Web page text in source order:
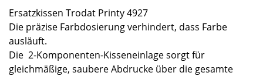
Ersatzkissen Trodat Printy 4927
Die präzise Farbdosierung verhindert, dass Farbe
ausläuft.
Die 2-Komponenten-Kisseneinlage sorgt für
gleichmäßige, saubere Abdrucke über die gesamte